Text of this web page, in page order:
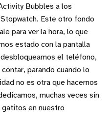
Bubbles a los
Este otro fondo
para ver la hora, lo que
estado con la pantalla
el teléfono,
parando cuando lo
no es otra que hacernos
muchas veces sin
gatitos en nuestro